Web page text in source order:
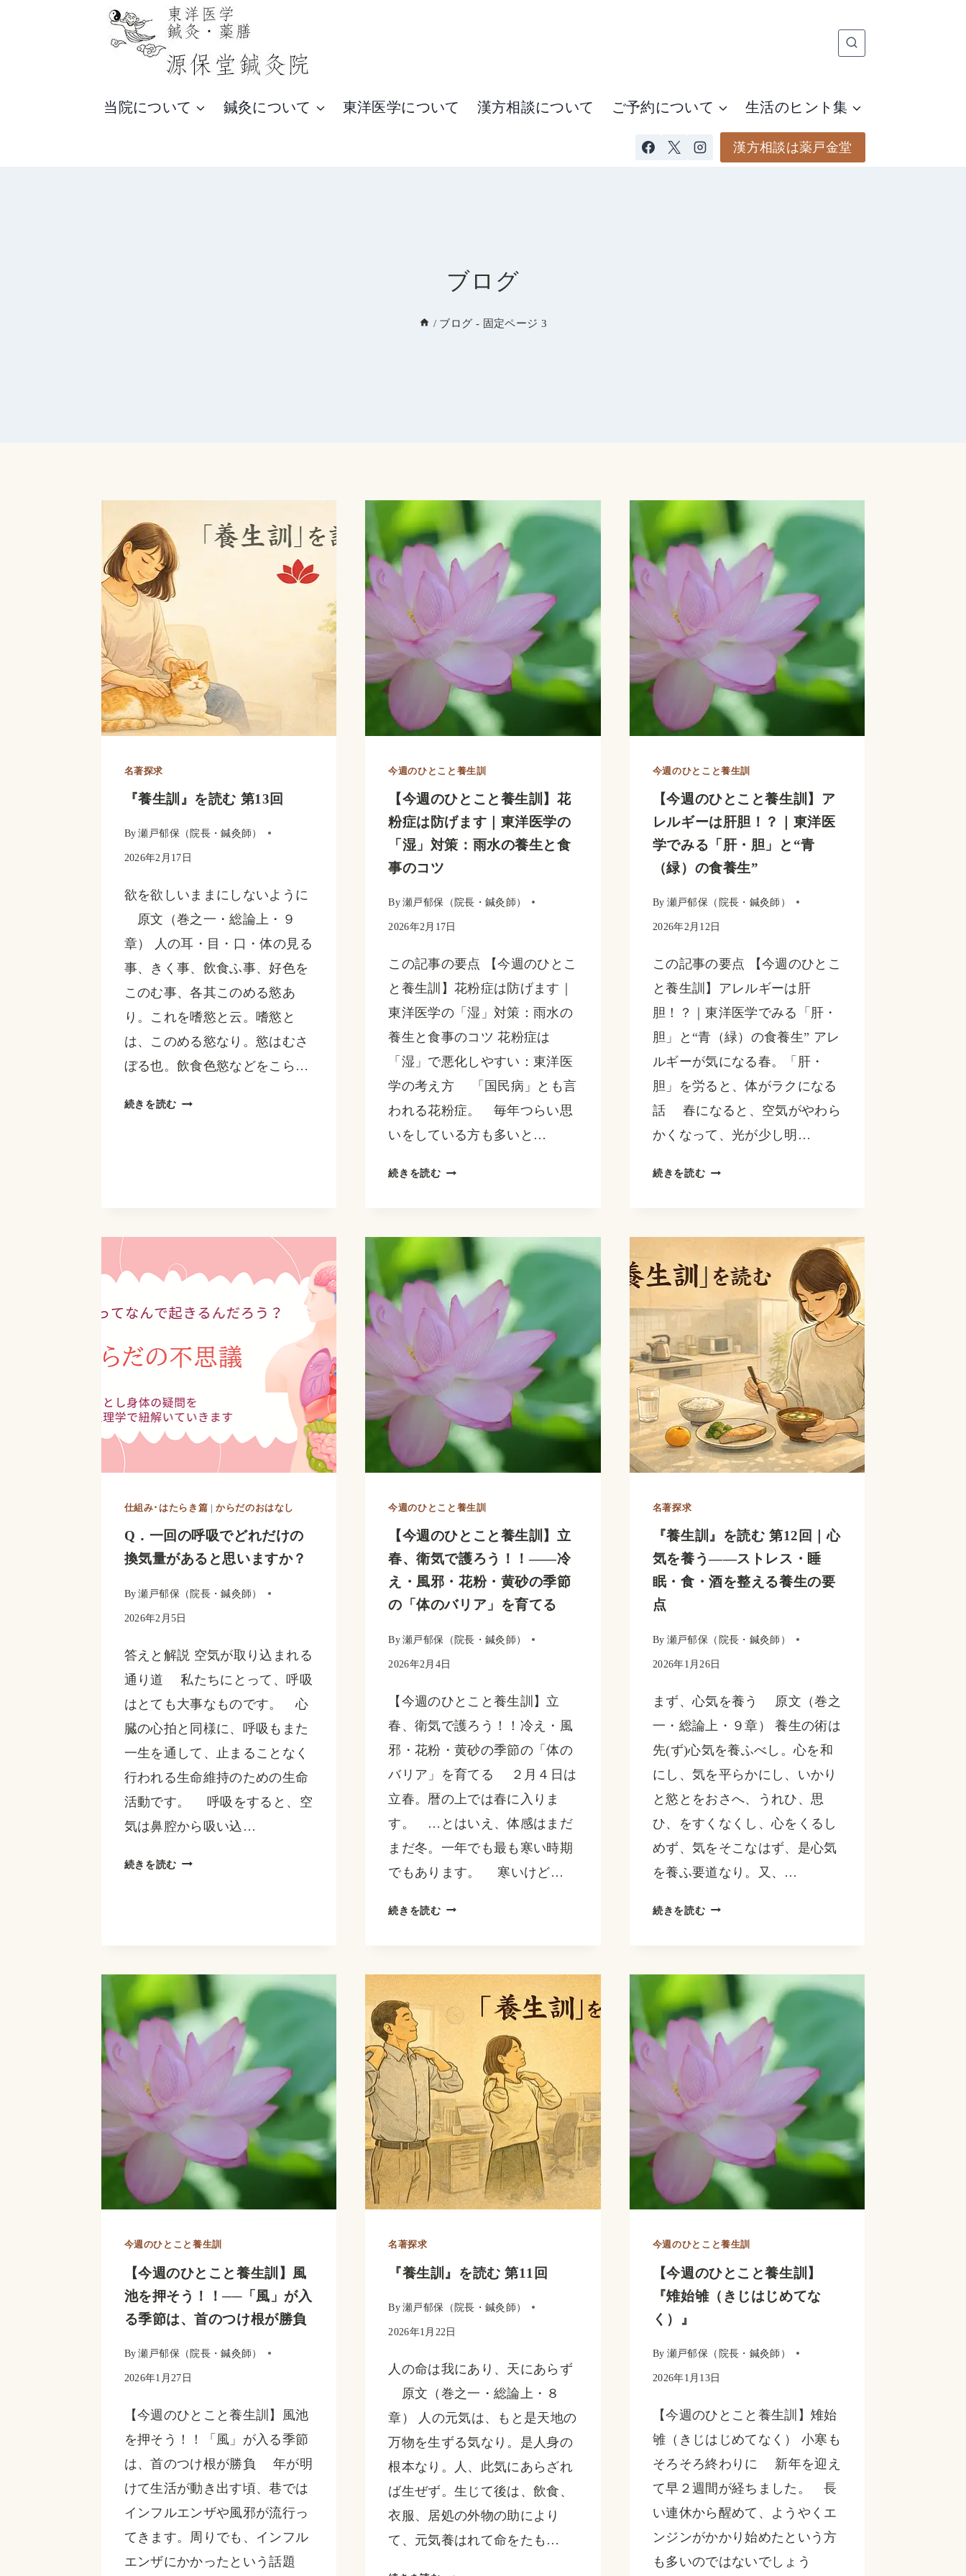
当院について 鍼灸について 東洋医学について 漢方相談について ご予約について 生活のヒント集
漢方相談は薬戸金堂
ブログ
/ ブログ - 固定ページ 3
名著探求
『養生訓』を読む 第13回
By 瀬戸郁保（院長・鍼灸師）
2026年2月17日
欲を欲しいままにしないように
原文（巻之一・総論上・９
章） 人の耳・目・口・体の見る
事、きく事、飲食ふ事、好色を
このむ事、各其このめる慾あ
り。これを嗜慾と云。嗜慾と
は、このめる慾なり。慾はむさ
ぼる也。飲食色慾などをこら…
続きを読む 『養
13
今週のひとこと養生訓
【今週のひとこと養生訓】花
粉症は防げます｜東洋医学の
「湿」対策：雨水の養生と食
事のコツ
By瀬戸郁保（院長・鍼灸師）
2026年2月17日
この記事の要点 【今週のひとこ
と養生訓】花粉症は防げます｜
東洋医学の「湿」対策：雨水の
養生と食事のコツ 花粉症は
「湿」で悪化しやすい：東洋医
学の考え方 「国民病」とも言
われる花粉症。 毎年つらい思
いをしている方も多いと…
続きを読む【今
と
こ
と
養
生
訓】
花
粉
防
げ
ま
す
｜
東
洋
学
の
「湿」
対
策：
雨
の
食
の
ツ
今週のひとこと養生訓
【今週のひとこと養生訓】ア
レルギーは肝胆！？｜東洋医
学でみる「肝・胆」と“青
（緑）の食養生”
By 瀬戸郁保（院長・鍼灸師）
2026年2月12日
この記事の要点 【今週のひとこ
と養生訓】アレルギーは肝
胆！？｜東洋医学でみる「肝・
胆」と“青（緑）の食養生” アレ
ルギーが気になる春。「肝・
胆」を労ると、体がラクになる
話 春になると、空気がやわら
かくなって、光が少し明…
続きを読む【今
と
養
生
訓】
ア
レ
ル
は
肝
胆！？
東
洋
学
で
み
る
「肝・
胆」
と“青
（緑）
生”
仕組み･はたらき篇 |からだのおはなし
Q．一回の呼吸でどれだけの
換気量があると思いますか？
By 瀬戸郁保（院長・鍼灸師）
2026年2月5日
答えと解説 空気が取り込まれる
通り道 私たちにとって、呼吸
はとても大事なものです。 心
臓の心拍と同様に、呼吸もまた
一生を通して、止まることなく
行われる生命維持のための生命
活動です。 呼吸をすると、空
気は鼻腔から吸い込…
続きを読む Q．
で
ど
れ
け
換
気
る
と
思
い
ま
か？
今週のひとこと養生訓
【今週のひとこと養生訓】立
春、衛気で護ろう！！――冷
え・風邪・花粉・黄砂の季節
の「体のバリア」を育てる
By瀬戸郁保（院長・鍼灸師）
2026年2月4日
【今週のひとこと養生訓】立
春、衛気で護ろう！！冷え・風
邪・花粉・黄砂の季節の「体の
バリア」を育てる ２月４日は
立春。暦の上では春に入りま
す。 …とはいえ、体感はまだ
まだ冬。一年でも最も寒い時期
でもあります。 寒いけど…
続きを読む【今
ひ
と
と
養
生
訓】
立
春、
衛
護
冷
え・
風
邪・
花
粉・
黄
砂
名著探求
『養生訓』を読む 第12回｜心
気を養う――ストレス・睡
眠・食・酒を整える養生の要
点
By 瀬戸郁保（院長・鍼灸師）
2026年1月26日
まず、心気を養う 原文（巻之
一・総論上・９章） 養生の術は
先(ず)心気を養ふべし。心を和
にし、気を平らかにし、いかり
と慾とをおさへ、うれひ、思
ひ、をすくなくし、心をくるし
めず、気をそこなはず、是心気
を養ふ要道なり。又、…
続きを読む『養
読
む
第
心
気
う
――
ス
レ
ス・
眠・
食・
酒
を
整
え
る
今週のひとこと養生訓
【今週のひとこと養生訓】風
池を押そう！！──「風」が入
る季節は、首のつけ根が勝負
By 瀬戸郁保（院長・鍼灸師）
2026年1月27日
【今週のひとこと養生訓】風池
を押そう！！「風」が入る季節
は、首のつけ根が勝負 年が明
けて生活が動き出す頃、巷では
インフルエンザや風邪が流行っ
てきます。周りでも、インフル
エンザにかかったという話題
名著探求
『養生訓』を読む 第11回
By瀬戸郁保（院長・鍼灸師）
2026年1月22日
人の命は我にあり、天にあらず
原文（巻之一・総論上・８
章） 人の元気は、もと是天地の
万物を生ずる気なり。是人身の
根本なり。人、此気にあらざれ
ば生ぜず。生じて後は、飲食、
衣服、居処の外物の助により
て、元気養はれて命をたも…
今週のひとこと養生訓
【今週のひとこと養生訓】
『雉始雊（きじはじめてな
く）』
By 瀬戸郁保（院長・鍼灸師）
2026年1月13日
【今週のひとこと養生訓】雉始
雊（きじはじめてなく） 小寒も
そろそろ終わりに 新年を迎え
て早２週間が経ちました。 長
い連休から醒めて、ようやくエ
ンジンがかかり始めたという方
も多いのではないでしょう